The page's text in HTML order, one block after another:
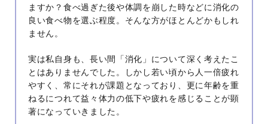
ますか？食べ過ぎた後や体調を崩した時などに消化の
良い食べ物を選ぶ程度。そんな方がほとんどかもしれ
ません。
実は私自身も、長い間「消化」について深く考えたこ
とはありませんでした。しかし若い頃から人一倍疲れ
やすく、常にそれが課題となっており、更に年齢を重
ねるにつれて益々体力の低下や疲れを感じることが顕
著になっていきました。